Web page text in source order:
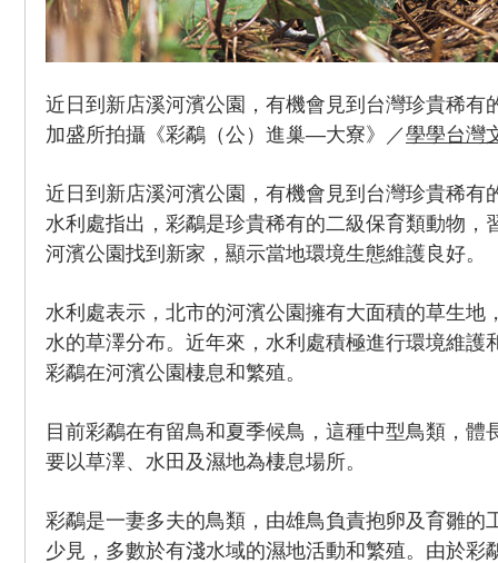
近日到新店溪河濱公園，有機會見到台灣珍貴稀有
加盛所拍攝《彩鷸（公）進巢—大寮》／學學台灣
近日到新店溪河濱公園，有機會見到台灣珍貴稀有
水利處指出，彩鷸是珍貴稀有的二級保育類動物，
河濱公園找到新家，顯示當地環境生態維護良好。
水利處表示，北市的河濱公園擁有大面積的草生地
水的草澤分布。近年來，水利處積極進行環境維護
彩鷸在河濱公園棲息和繁殖。
目前彩鷸在有留鳥和夏季候鳥，這種中型鳥類，體
要以草澤、水田及濕地為棲息場所。
彩鷸是一妻多夫的鳥類，由雄鳥負責抱卵及育雛的
少見，多數於有淺水域的濕地活動和繁殖。由於彩